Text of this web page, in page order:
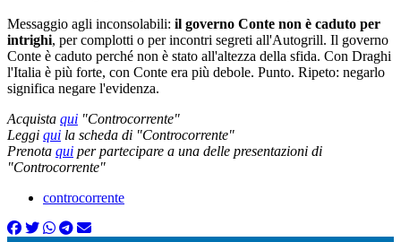
Messaggio agli inconsolabili: il governo Conte non è caduto per
intrighi, per complotti o per incontri segreti all'Autogrill. Il governo
Conte è caduto perché non è stato all'altezza della sfida. Con Draghi
l'Italia è più forte, con Conte era più debole. Punto. Ripeto: negarlo
significa negare l'evidenza.
Acquista qui "Controcorrente"
Leggi qui la scheda di "Controcorrente"
Prenota qui per partecipare a una delle presentazioni di
"Controcorrente"
controcorrente